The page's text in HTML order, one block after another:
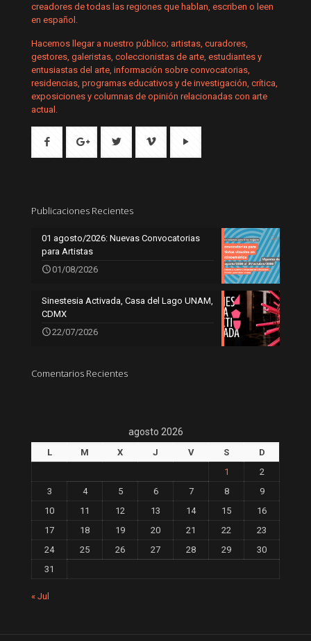
creadores de todas las regiones que hablan, escriben o leen
en español.
Hacemos llegar a nuestro público; artistas, curadores,
gestores, galeristas, coleccionistas de arte, estudiantes y
entusiastas del arte, información sobre convocatorias,
residencias, programas educativos y de investigación, crítica,
exposiciones y columnas de opinión relacionadas con arte
actual.
Publicaciones Recientes
01 agosto/2026: Nuevas Convocatorias
para Artistas
01/08/2026
Sinestesia Activada, Casa del Lago UNAM,
CDMX
22/07/2026
Comentarios Recientes
agosto 2026
L M X J V S
D
1
2
3
4 5 6 7 8
9
10
11 12 13 14 15
16
17
18 19 20 21 22
23
24
25 26 27 28 29
30
31
« Jul